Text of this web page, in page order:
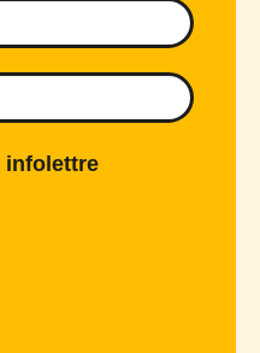
infolettre